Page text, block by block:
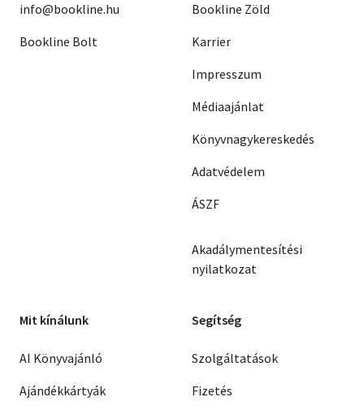
info@bookline.hu
Bookline Bolt
Bookline Zöld
Karrier
Impresszum
Médiaajánlat
Könyvnagykereskedés
Adatvédelem
ÁSZF
Akadálymentesítési
nyilatkozat
Mit kínálunk
AI Könyvajánló
Ajándékkártyák
Segítség
Szolgáltatások
Fizetés